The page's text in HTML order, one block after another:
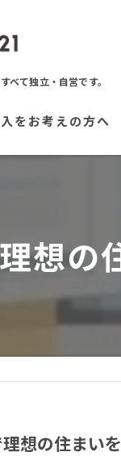
をお考えの方へ
想の
想の住まい